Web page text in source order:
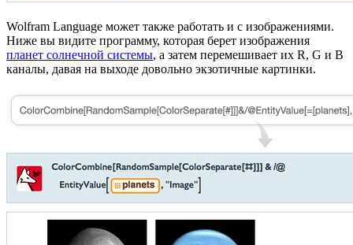
Wolfram Language может также работать и с изображениями.
Ниже вы видите программу, которая берет изображения
планет солнечной системы, а затем перемешивает их R, G и B
каналы, давая на выходе довольно экзотичные картинки.